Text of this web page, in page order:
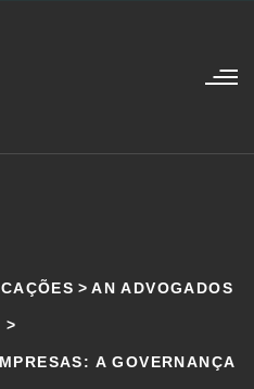
>AN ADVOGADOS
>
A GOVERNANÇA